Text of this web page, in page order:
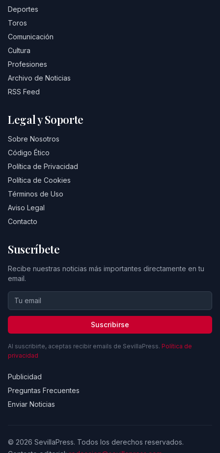
Deportes
Toros
Comunicación
Cultura
Profesiones
Archivo de Noticias
RSS Feed
Legal y Soporte
Sobre Nosotros
Código Ético
Política de Privacidad
Política de Cookies
Términos de Uso
Aviso Legal
Contacto
Suscríbete
Recibe nuestras noticias más importantes directamente en tu
email.
Suscribirse
Al suscribirte, aceptas recibir emails de SevillaPress. Política de
privacidad
Publicidad
Preguntas Frecuentes
Enviar Noticias
© 2026 SevillaPress. Todos los derechos reservados.